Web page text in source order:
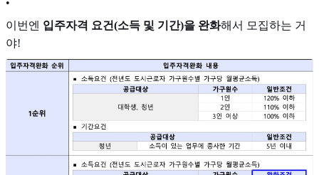
이번엔 입주자격 요건(소득 및 기간)을 완화해서 모집하는 거
야!